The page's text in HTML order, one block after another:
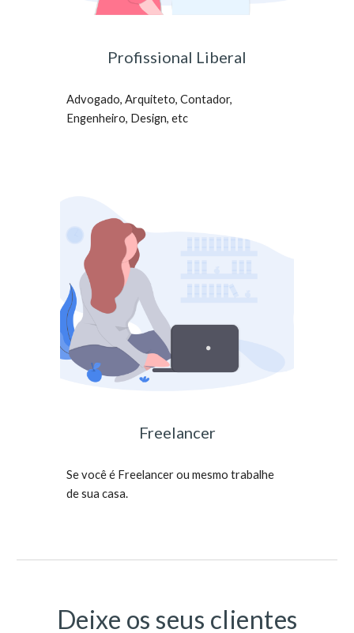
Profissional Liberal
Advogado, Arquiteto, Contador,
Engenheiro, Design, etc
Freelancer
Se você é Freelancer ou mesmo trabalhe
de sua casa.
Deixe os seus clientes